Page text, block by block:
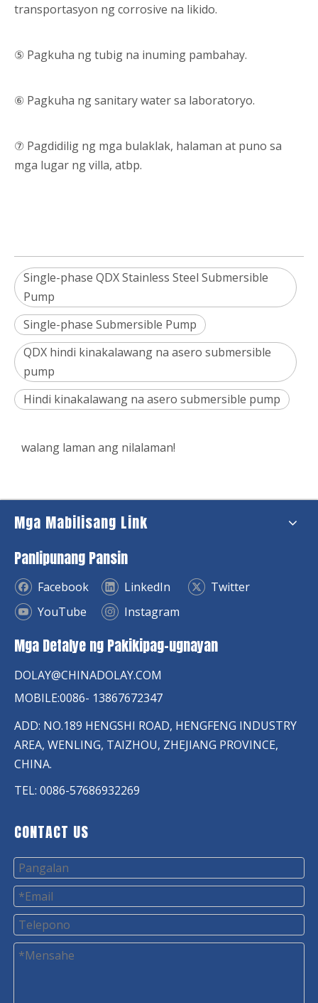
transportasyon ng corrosive na likido.
⑤ Pagkuha ng tubig na inuming pambahay.
⑥ Pagkuha ng sanitary water sa laboratoryo.
⑦ Pagdidilig ng mga bulaklak, halaman at puno sa
mga lugar ng villa, atbp.
Single-phase QDX Stainless Steel Submersible
Pump
Single-phase Submersible Pump
QDX hindi kinakalawang na asero submersible
pump
Hindi kinakalawang na asero submersible pump
walang laman ang nilalaman!
Mga Mabilisang Link
Panlipunang Pansin
Facebook LinkedIn
Twitter
YouTube
Instagram
Mga Detalye ng Pakikipag-ugnayan
DOLAY@CHINADOLAY.COM
MOBILE:0086- 13867672347
ADD: NO.189 HENGSHI ROAD, HENGFENG INDUSTRY
AREA, WENLING, TAIZHOU, ZHEJIANG PROVINCE,
CHINA.
TEL: 0086-57686932269
CONTACT US